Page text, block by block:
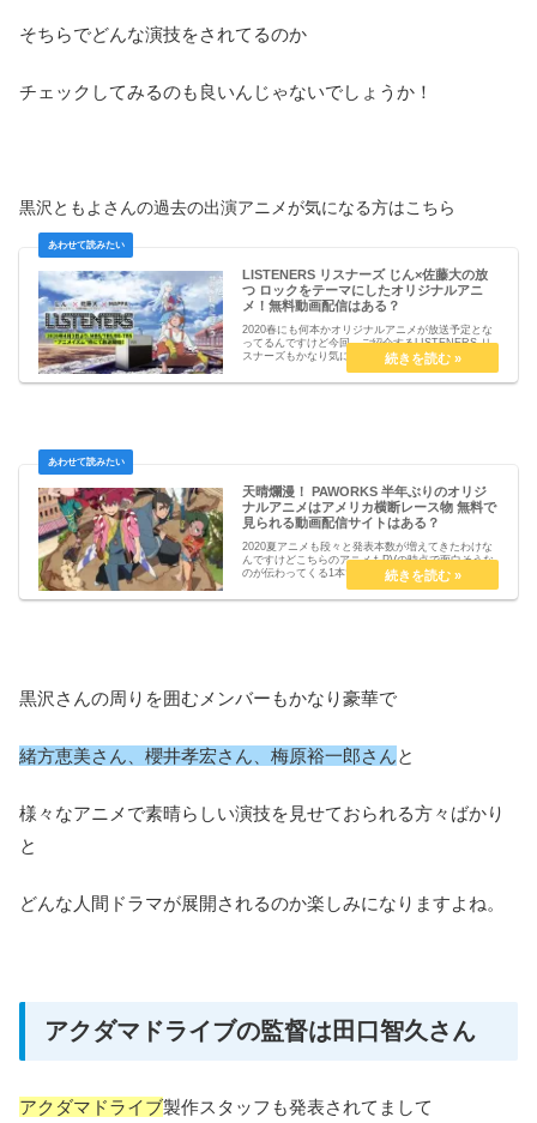
そちらでどんな演技をされてるのか
チェックしてみるのも良いんじゃないでしょうか！
黒沢ともよさんの過去の出演アニメが気になる方はこちら
LISTENERS リスナーズ じん×佐藤大の放
つ ロックをテーマにしたオリジナルアニ
メ！無料動画配信はある？
2020春にも何本かオリジナルアニメが放送予定とな
ってるんですけど今回、ご紹介するLISTENERS リ
スナーズもかなり気になる1本なんですよね。・無料
動画配信はある？・ストーリー原案・監督の安藤裕
章さん・主題歌以上、気になる４つのポイント...
天晴爛漫！ PAWORKS 半年ぶりのオリジ
ナルアニメはアメリカ横断レース物 無料で
見られる動画配信サイトはある？
2020夏アニメも段々と発表本数が増えてきたわけな
んですけどこちらのアニメもPVの時点で面白そうな
のが伝わってくる1本ですね。天晴爛漫！と銘打たれ
たPAWORKSの気になるオリジナルアニメなんです
が・無料で見られる動画配信サイトはある？・物...
黒沢さんの周りを囲むメンバーもかなり豪華で
緒方恵美さん、櫻井孝宏さん、梅原裕一郎さんと
様々なアニメで素晴らしい演技を見せておられる方々ばかり
と
どんな人間ドラマが展開されるのか楽しみになりますよね。
アクダマドライブの監督は田口智久さん
アクダマドライブ製作スタッフも発表されてまして